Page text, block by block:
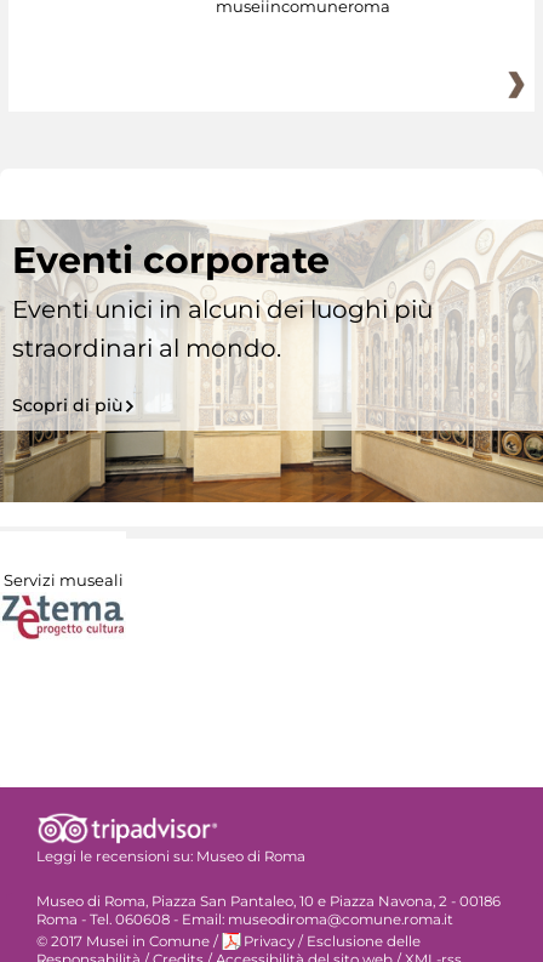
museiincomuneroma
Eventi corporate
Eventi unici in alcuni dei luoghi più
straordinari al mondo.
Scopri di più
Servizi museali
Leggi le recensioni su: Museo di Roma
Museo di Roma, Piazza San Pantaleo, 10 e Piazza Navona, 2 - 00186
Roma - Tel. 060608 - Email: museodiroma@comune.roma.it
© 2017 Musei in Comune / Privacy / Esclusione delle